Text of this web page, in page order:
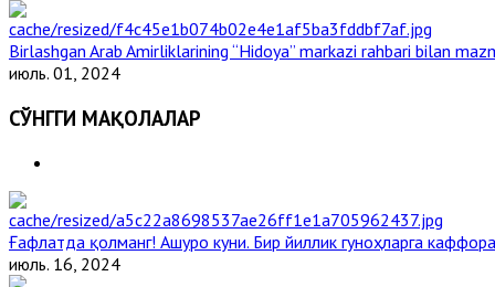
Birlashgan Arab Amirliklarining “Hidoya” markazi rahbari bilan
июль. 01, 2024
СЎНГГИ МАҚОЛАЛАР
Ғафлатда қолманг! Ашуро куни. Бир йиллик гуноҳларга
июль. 16, 2024